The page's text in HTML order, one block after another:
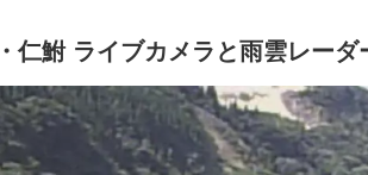
仁鮒 ライブカメラと雨雲レーダ